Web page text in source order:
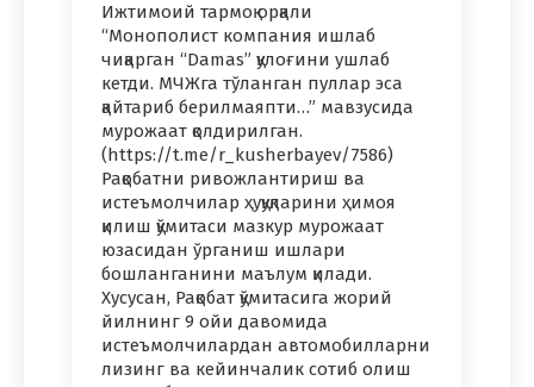
Ижтимоий тармоқ орқали
“Монополист компания ишлаб
чиқарган “Damas” қулоғини ушлаб
кетди. МЧЖга тўланган пуллар эса
қайтариб берилмаяпти…” мавзусида
мурожаат қолдирилган.
(https://t.me/r_kusherbayev/7586)
Рақобатни ривожлантириш ва
истеъмолчилар ҳуқуқларини ҳимоя
қилиш қўмитаси мазкур мурожаат
юзасидан ўрганиш ишлари
бошланганини маълум қилади.
Хусусан, Рақобат қўмитасига жорий
йилнинг 9 ойи давомида
истеъмолчилардан автомобилларни
лизинг ва кейинчалик сотиб олиш